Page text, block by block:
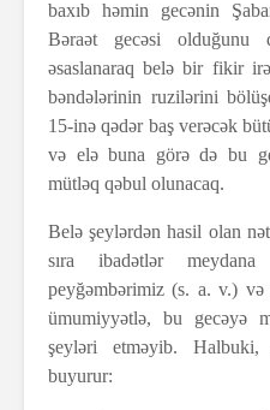
baxıb həmin gecənin
Bəraət gecəsi olduğunu
əsaslanaraq belə bir fikir
bəndələrinin ruzilərini
15-inə qədər baş verəcək
və elə buna görə də bu
mütləq qəbul olunacaq.
Belə şeylərdən hasil olan
sıra ibadətlər
peyğəmbərimiz (s. a. v.) və
ümumiyyətlə, bu gecəyə
şeyləri etməyib.
buyurur: